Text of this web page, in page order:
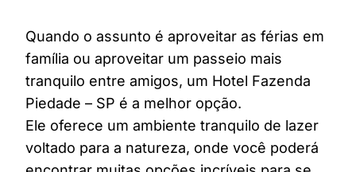
Quando o assunto é aproveitar as férias em
família ou aproveitar um passeio mais
tranquilo entre amigos, um Hotel Fazenda
Piedade – SP é a melhor opção.
Ele oferece um ambiente tranquilo de lazer
voltado para a natureza, onde você poderá